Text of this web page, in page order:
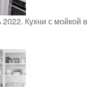
Кухни с мойкой в